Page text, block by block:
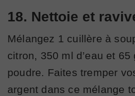
18. Nettoie et
Mélangez 1 cuillère à
citron, 350 ml d’eau et 65
poudre. Faites tremper
argent dans ce mélange